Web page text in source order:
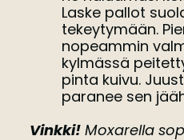
Laske pallot
tekeytymään.
nopeammin
kylmässä
pinta kuivu.
paranee sen
Vinkki!Moxarella